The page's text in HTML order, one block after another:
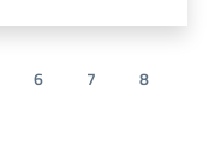
6 7
8